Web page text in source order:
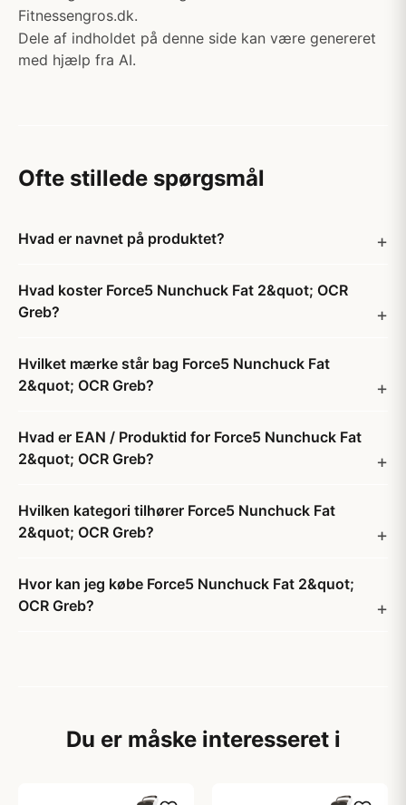
Fitnessengros.dk.
Dele af indholdet på denne side kan være genereret
med hjælp fra AI.
Ofte stillede spørgsmål
Hvad er navnet på produktet?
Hvad koster Force5 Nunchuck Fat 2&quot; OCR
Greb?
Hvilket mærke står bag Force5 Nunchuck Fat
2&quot; OCR Greb?
Hvad er EAN / Produktid for Force5 Nunchuck Fat
2&quot; OCR Greb?
Hvilken kategori tilhører Force5 Nunchuck Fat
2&quot; OCR Greb?
Hvor kan jeg købe Force5 Nunchuck Fat 2&quot;
OCR Greb?
Du er måske interesseret i